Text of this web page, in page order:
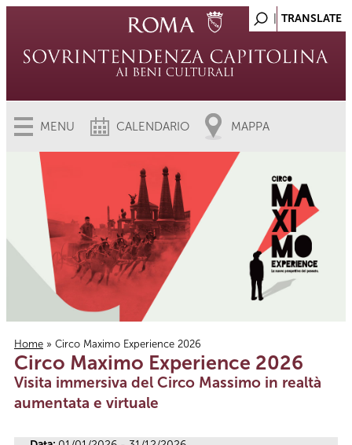
MENU CALENDARIO MAPPA
Tu sei qui
Home » Circo Maximo Experience 2026
Circo Maximo Experience 2026
Visita immersiva del Circo Massimo in realtà
aumentata e virtuale